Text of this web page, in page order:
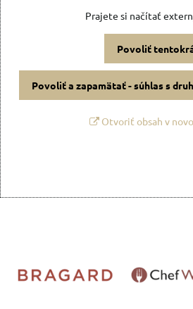
Prajete si načítať
Povoliť
Povoliť a zapamätať - súhlas s
Otvoriť obsah v